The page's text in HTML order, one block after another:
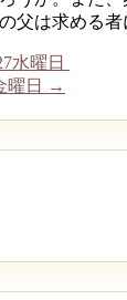
父は求める者
水曜日
日
→